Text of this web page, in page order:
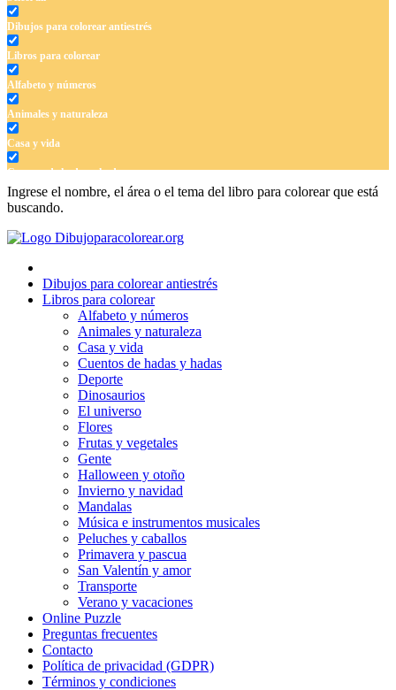
Dibujos para colorear antiestrés
Libros para colorear
Alfabeto y números
Animales y naturaleza
Casa y vida
Cuentos de hadas y hadas
Deporte
Dinosaurios
Flores
Frutas y vegetales
Halloween y otoño
Invierno y navidad
Música e instrumentos musicales
Peluches y caballos
Primavera y pascua
San Valentín y amor
Verano y vacaciones
Libros para colorear para niños
Nezaradené
Ingrese el nombre, el área o el tema del libro para colorear que está
buscando.
Dibujos para colorear antiestrés
Libros para colorear
Alfabeto y números
Animales y naturaleza
Casa y vida
Cuentos de hadas y hadas
Deporte
Dinosaurios
El universo
Flores
Frutas y vegetales
Gente
Halloween y otoño
Invierno y navidad
Mandalas
Música e instrumentos musicales
Peluches y caballos
Primavera y pascua
San Valentín y amor
Transporte
Verano y vacaciones
Online Puzzle
Preguntas frecuentes
Contacto
Política de privacidad (GDPR)
Términos y condiciones